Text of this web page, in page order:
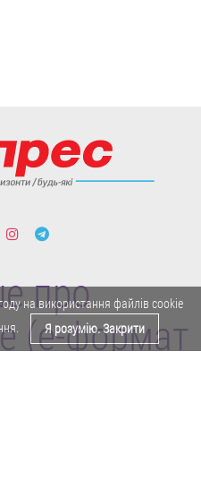
про
(e-формат
на використання файлів cookie
Я розумію. Закрити